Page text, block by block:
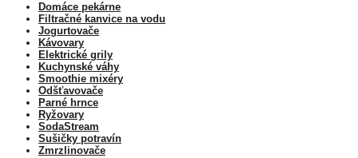
Domáce pekárne
Filtračné kanvice na vodu
Jogurtovače
Kávovary
Elektrické grily
Kuchynské váhy
Smoothie mixéry
Odšťavovače
Parné hrnce
Ryžovary
SodaStream
Sušičky potravín
Zmrzlinovače